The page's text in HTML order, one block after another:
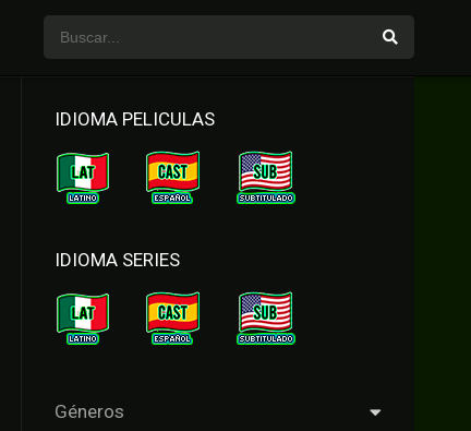
IDIOMA PELICULAS
IDIOMA SERIES
Géneros